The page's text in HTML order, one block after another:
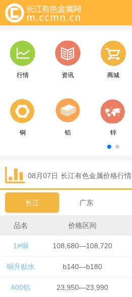
行情 资讯 商城
铜 铝 锌
08月07日 长江有色金属价格行情
长江 广东
品名 价格区间
1#铜 108,680—108,720
铜升贴水 b140—b180
A00铝 23,950—23,990